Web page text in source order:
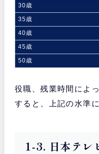
30歳
35歳
40歳
45歳
50歳
役職、残業時間によ
すると、上記の水準
1-3. 日本テレ